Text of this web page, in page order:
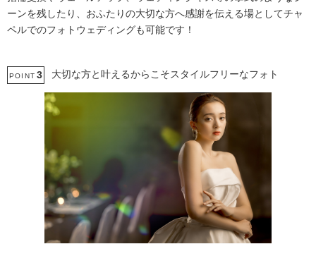
ーンを残したり、おふたりの大切な方へ感謝を伝える場としてチャ
ペルでのフォトウェディングも可能です！
POINT 3 大切な方と叶えるからこそスタイルフリーなフォト